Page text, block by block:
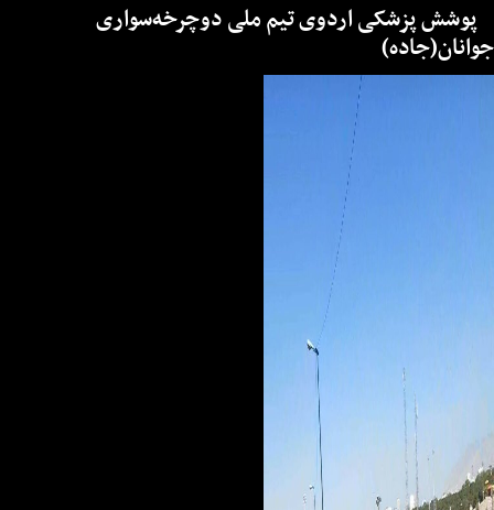
پوشش پزشکی اردوی تیم ملی دوچرخه‌سواری
جوانان(جاده)